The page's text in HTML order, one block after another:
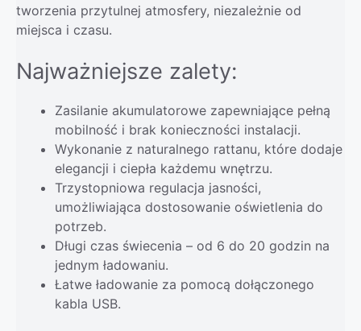
tworzenia przytulnej atmosfery, niezależnie od
miejsca i czasu.
Najważniejsze zalety:
Zasilanie akumulatorowe zapewniające pełną
mobilność i brak konieczności instalacji.
Wykonanie z naturalnego rattanu, które dodaje
elegancji i ciepła każdemu wnętrzu.
Trzystopniowa regulacja jasności,
umożliwiająca dostosowanie oświetlenia do
potrzeb.
Długi czas świecenia – od 6 do 20 godzin na
jednym ładowaniu.
Łatwe ładowanie za pomocą dołączonego
kabla USB.